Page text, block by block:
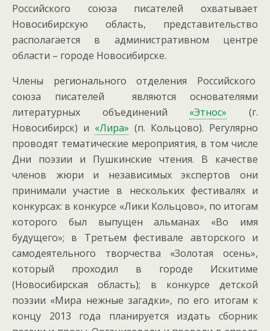
Российского союза писателей охватывает
Новосибирскую область, представительство
располагается в административном центре
области – городе Новосибирске.
Члены регионального отделения Российского
союза писателей являются основателями
литературных объединений «Этнос» (г.
Новосибирск) и «Лира» (п. Кольцово). Регулярно
проводят тематические мероприятия, в том числе
Дни поэзии и Пушкинские чтения. В качестве
членов жюри и независимых экспертов они
принимали участие в нескольких фестивалях и
конкурсах: в конкурсе «Лики Кольцово», по итогам
которого был выпущен альманах «Во имя
будущего»; в Третьем фестивале авторского и
самодеятельного творчества «Золотая осень»,
который проходил в городе Искитиме
(Новосибирская область); в конкурсе детской
поэзии «Мира нежные загадки», по его итогам к
концу 2013 года планируется издать сборник